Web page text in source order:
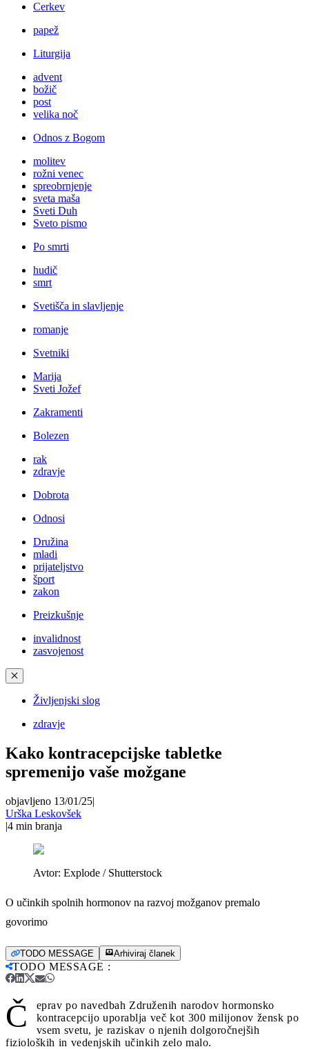
Cerkev
papež
Liturgija
advent
božič
post
velika noč
Odnos z Bogom
molitev
rožni venec
spreobrnjenje
sveta maša
Sveti Duh
Sveto pismo
Po smrti
hudič
smrt
Svetišča in slavljenje
romanje
Svetniki
Marija
Sveti Jožef
Zakramenti
Bolezen
rak
zdravje
Dobrota
Odnosi
Družina
mladi
prijateljstvo
šport
zakon
Preizkušnje
invalidnost
zasvojenost
✕
Življenjski slog
zdravje
Kako kontracepcijske tabletke
spremenijo vaše možgane
objavljeno 13/01/25|
Urška Leskovšek
|4 min branja
Avtor: Explode / Shutterstock
O učinkih spolnih hormonov na razvoj možganov premalo
govorimo
TODO MESSAGE Arhiviraj članek
TODO MESSAGE :
Č
eprav po navedbah Združenih narodov hormonsko
kontracepcijo uporablja več kot 300 milijonov žensk po
vsem svetu, je raziskav o njenih dolgoročnejših
fizioloških in vedenjskih učinkih zelo malo.